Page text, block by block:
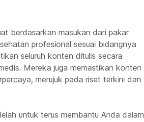
berdasarkan masukan dari pakar
profesional sesuai bidangnya
seluruh konten ditulis secara
Mereka juga memastikan konten
merujuk pada riset terkini dan
untuk terus membantu Anda dalam